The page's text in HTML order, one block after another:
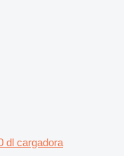
dl cargadora